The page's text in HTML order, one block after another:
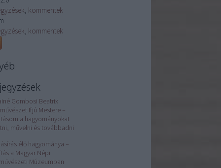
, kommentek
, kommentek
Gombosi Beatrix
Ifjú Mestere –
a hagyományokat
művelni és továbbadni
élő hagyománya –
a Magyar Népi
Múzeumban